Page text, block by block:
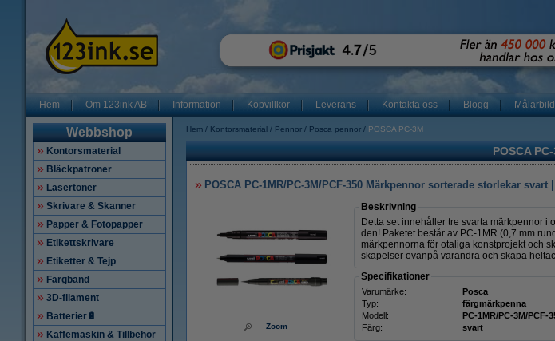
Hem Om 123ink AB Information Köpvillkor Leverans Kontakta oss Blogg
Webbshop
Kontorsmaterial
Bläckpatroner
Lasertoner
Skrivare & Skanner
Papper & Fotopapper
Etikettskrivare
Etiketter & Tejp
Färgband
3D-filament
Batterier🔋
Kaffemaskin & Tillbehör
Hem Kontorsmaterial Pennor Posca pennor POSCA PC-3M
POSCA
POSCA PC-1MR/PC-3M/PCF-350 Märkpennor sorterade storlekar svart
Zoom
Beskrivning
Detta set innehåller tre svarta märkpennor i
den! Paketet består av PC-1MR (0,7 mm
märkpennorna för otaliga konstprojekt och
skapelser ovanpå varandra och skapa
Specifikationer
Varumärke: Posca
Typ:
färgmärkpenna
Modell:
PC-1MR/PC-3M/PCF-
Färg:
svart